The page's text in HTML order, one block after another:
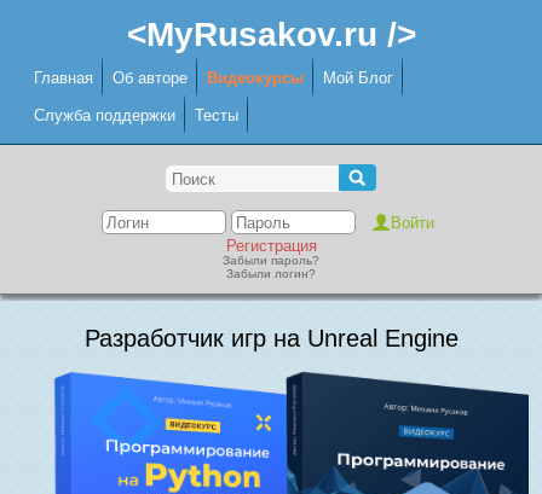
<MyRusakov.ru />
Главная Об авторе Видеокурсы Мой Блог
Служба поддержки Тесты
Регистрация
Забыли пароль?
Забыли логин?
Разработчик игр на Unreal Engine